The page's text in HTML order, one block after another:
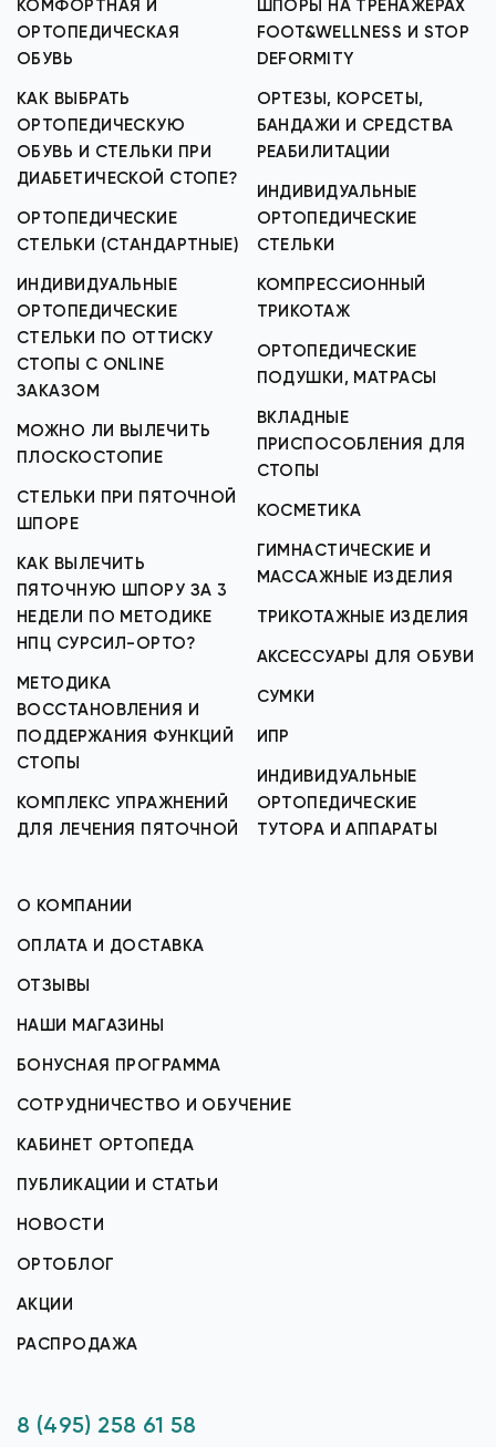
КОМФОРТНАЯ И
ОРТОПЕДИЧЕСКАЯ
ОБУВЬ
КАК ВЫБРАТЬ
ОРТОПЕДИЧЕСКУЮ
ОБУВЬ И СТЕЛЬКИ ПРИ
ДИАБЕТИЧЕСКОЙ СТОПЕ?
ОРТОПЕДИЧЕСКИЕ
СТЕЛЬКИ (СТАНДАРТНЫЕ)
ИНДИВИДУАЛЬНЫЕ
ОРТОПЕДИЧЕСКИЕ
СТЕЛЬКИ ПО ОТТИСКУ
СТОПЫ С ONLINE
ЗАКАЗОМ
МОЖНО ЛИ ВЫЛЕЧИТЬ
ПЛОСКОСТОПИЕ
СТЕЛЬКИ ПРИ ПЯТОЧНОЙ
ШПОРЕ
КАК ВЫЛЕЧИТЬ
ПЯТОЧНУЮ ШПОРУ ЗА 3
НЕДЕЛИ ПО МЕТОДИКЕ
НПЦ СУРСИЛ-ОРТО?
МЕТОДИКА
ВОССТАНОВЛЕНИЯ И
ПОДДЕРЖАНИЯ ФУНКЦИЙ
СТОПЫ
КОМПЛЕКС УПРАЖНЕНИЙ
ДЛЯ ЛЕЧЕНИЯ ПЯТОЧНОЙ
ШПОРЫ НА ТРЕНАЖЕРАХ
FOOT&WELLNESS И STOP
DEFORMITY
ОРТЕЗЫ, КОРСЕТЫ,
БАНДАЖИ И СРЕДСТВА
РЕАБИЛИТАЦИИ
ИНДИВИДУАЛЬНЫЕ
ОРТОПЕДИЧЕСКИЕ
СТЕЛЬКИ
КОМПРЕССИОННЫЙ
ТРИКОТАЖ
ОРТОПЕДИЧЕСКИЕ
ПОДУШКИ, МАТРАСЫ
ВКЛАДНЫЕ
ПРИСПОСОБЛЕНИЯ ДЛЯ
СТОПЫ
КОСМЕТИКА
ГИМНАСТИЧЕСКИЕ И
МАССАЖНЫЕ ИЗДЕЛИЯ
ТРИКОТАЖНЫЕ ИЗДЕЛИЯ
АКСЕССУАРЫ ДЛЯ ОБУВИ
СУМКИ
ИПР
ИНДИВИДУАЛЬНЫЕ
ОРТОПЕДИЧЕСКИЕ
ТУТОРА И АППАРАТЫ
О КОМПАНИИ
ОПЛАТА И ДОСТАВКА
ОТЗЫВЫ
НАШИ МАГАЗИНЫ
БОНУСНАЯ ПРОГРАММА
СОТРУДНИЧЕСТВО И ОБУЧЕНИЕ
КАБИНЕТ ОРТОПЕДА
ПУБЛИКАЦИИ И СТАТЬИ
НОВОСТИ
ОРТОБЛОГ
АКЦИИ
РАСПРОДАЖА
8 (495) 258 61 58